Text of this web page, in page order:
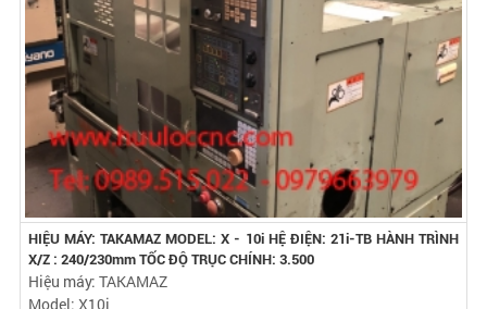
HIỆU MÁY: TAKAMAZ MODEL: X - 10i HỆ ĐIỆN: 21i-TB HÀNH TRÌNH
X/Z : 240/230mm TỐC ĐỘ TRỤC CHÍNH: 3.500
Hiệu máy: TAKAMAZ
Model: X10i